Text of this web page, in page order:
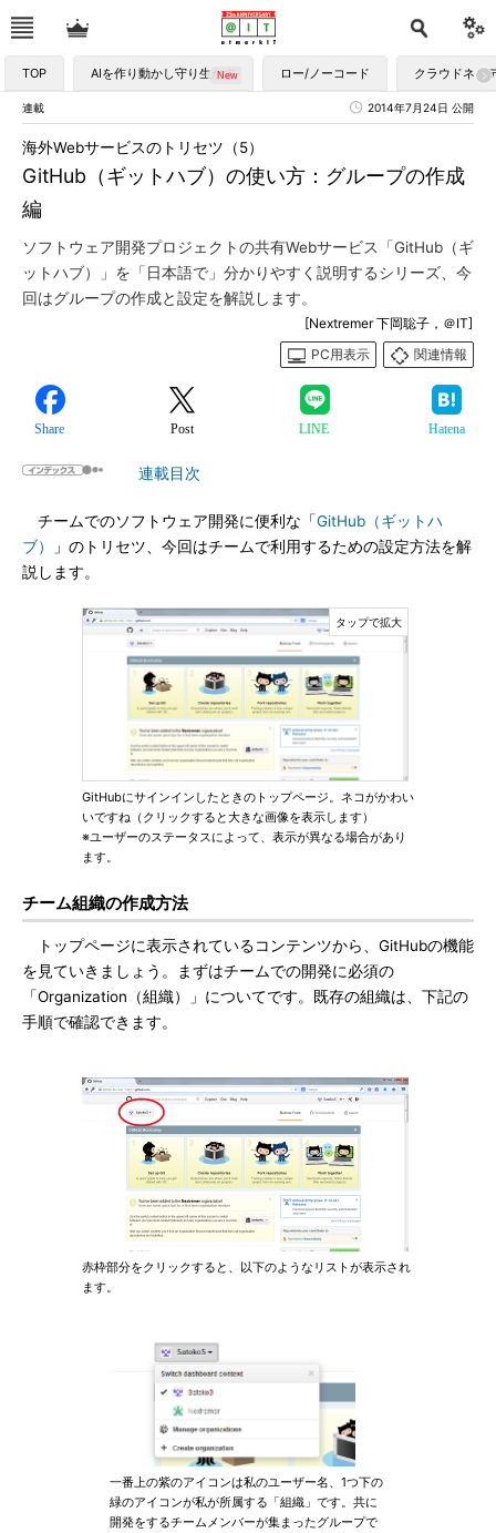
TOP AIを作り動かし守り生かす ロー/ノーコード クラウドネイ
連載 2014年7月24日 公開
GitHub（ギットハブ）の使い方：グループの作成
編
海外Webサービスのトリセツ（5）
ソフトウェア開発プロジェクトの共有Webサービス「GitHub（ギ
ットハブ）」を「日本語で」分かりやすく説明するシリーズ、今
回はグループの作成と設定を解説します。
[Nextremer 下岡聡子，＠IT]
PC用表示
関連情報
Share Post LINE Hatena
連載目次
チームでのソフトウェア開発に便利な「GitHub（ギットハ
ブ）
」のトリセツ、今回はチームで利用するための設定方法を解
説します。
GitHubにサインインしたときのトップページ。ネコがかわい
いですね（クリックすると大きな画像を表示します）
※ユーザーのステータスによって、表示が異なる場合があり
ます。
チーム組織の作成方法
トップページに表示されているコンテンツから、GitHubの機能
を見ていきましょう。まずはチームでの開発に必須の
「Organization（組織）」についてです。既存の組織は、下記の
手順で確認できます。
赤枠部分をクリックすると、以下のようなリストが表示され
ます。
一番上の紫のアイコンは私のユーザー名、1つ下の
緑のアイコンが私が所属する「組織」です。共に
開発をするチームメンバーが集まったグループで